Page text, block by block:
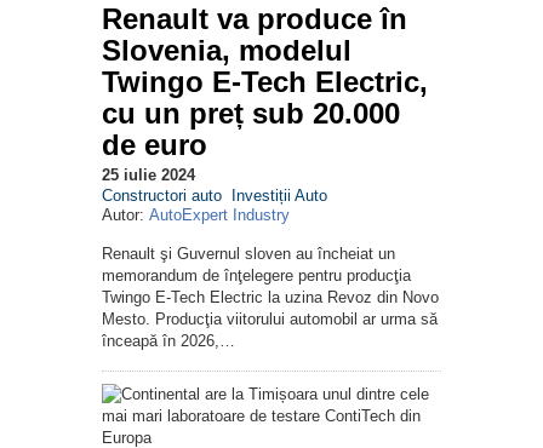
Renault va produce în
Slovenia, modelul
Twingo E-Tech Electric,
cu un preț sub 20.000
de euro
25 iulie 2024
Constructori auto
Investiții Auto
Autor: AutoExpert Industry
Renault şi Guvernul sloven au încheiat un
memorandum de înţelegere pentru producţia
Twingo E-Tech Electric la uzina Revoz din Novo
Mesto. Producţia viitorului automobil ar urma să
înceapă în 2026,…